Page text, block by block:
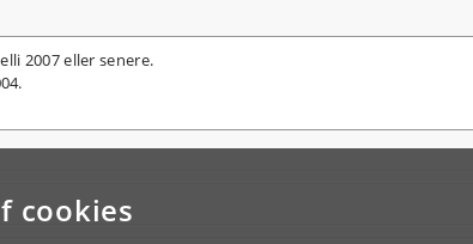
cookies
2007 eller senere.